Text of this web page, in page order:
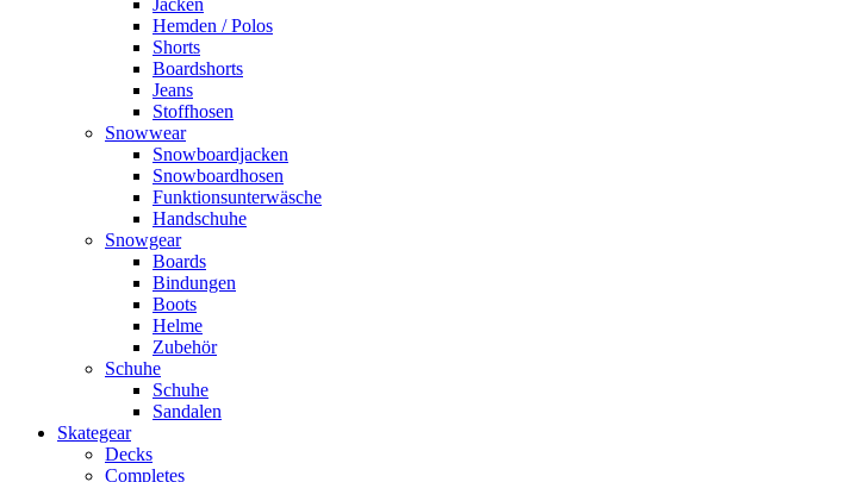
Jacken
Hemden / Polos
Shorts
Boardshorts
Jeans
Stoffhosen
Snowwear
Snowboardjacken
Snowboardhosen
Funktionsunterwäsche
Handschuhe
Snowgear
Boards
Bindungen
Boots
Helme
Zubehör
Schuhe
Schuhe
Sandalen
Skategear
Decks
Completes